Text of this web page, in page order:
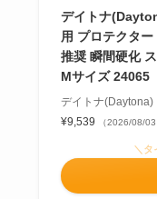
デイトナ
用 プロテクタ
推奨 瞬間硬化
Mサイズ 24065
デイトナ(Daytona)
¥9,539
（2026/08/
＼タ